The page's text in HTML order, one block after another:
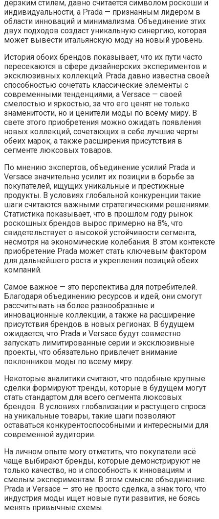
дерзким стилем, давно считается символом роскоши и
индивидуальности, а Prada — признанным лидером в
области инноваций и минимализма. Объединение этих
двух подходов создаст уникальную синергию, которая
может вывести итальянскую моду на новый уровень.
История обоих брендов показывает, что их пути часто
пересекаются в сфере дизайнерских экспериментов и
эксклюзивных коллекций. Prada давно известна своей
способностью сочетать классические элементы с
современными тенденциями, а Versace — своей
смелостью и яркостью, за что его ценят не только
знаменитости, но и ценители моды по всему миру. В
свете этого приобретения можно ожидать появления
новых коллекций, сочетающих в себе лучшие черты
обеих марок, а также расширения присутствия в
сегменте люксовых товаров.
По мнению экспертов, объединение усилий Prada и
Versace значительно усилит их позиции в борьбе за
покупателей, ищущих уникальные и престижные
продукты. В условиях глобальной конкуренции такие
шаги считаются важными стратегическими решениями.
Статистика показывает, что в прошлом году рынок
роскошных брендов вырос примерно на 8%, что
свидетельствует о высокой устойчивости сегмента,
несмотря на экономические колебания. В этом контексте
приобретение Prada может стать ключевым фактором
для дальнейшего роста и укрепления позиций обеих
компаний.
Самое важное — это перспектива для потребителей.
Благодаря объединению ресурсов и идей, они смогут
рассчитывать на более разнообразные и
инновационные коллекции, а также на расширение
присутствия брендов в новых регионах. В будущем
ожидается, что Prada и Versace будут совместно
запускать лимитированные серии и эксклюзивные
проекты, что обязательно привлечет внимание
поклонников моды по всему миру.
Некоторые аналитики считают, что подобные крупные
сделки формируют тренды, которые в будущем могут
стать стандартом для всего сегмента люксовых
брендов. В условиях глобализации и растущего спроса
на уникальные товары, такие шаги позволяют
оставаться конкурентоспособными и интересными для
современной аудитории.
На личном опыте могу отметить, что покупатели всё
чаще выбирают бренды, которые демонстрируют не
только качество, но и способность к инновациям и
смелым экспериментам. В этом смысле объединение
Prada и Versace — это не просто сделка, а знак того, что
индустрия моды ищет новые пути развития, не боясь
менять привычные схемы.